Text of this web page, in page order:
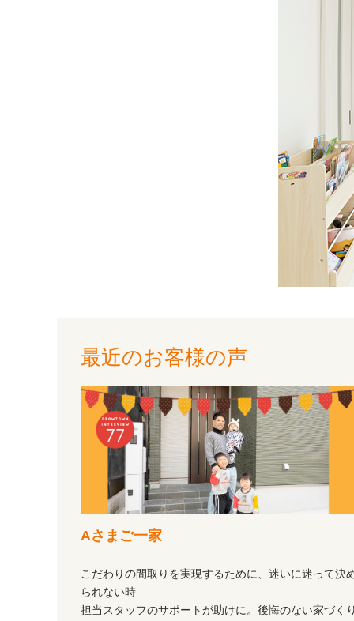
最近のお客様の声
Aさまご一家
こだわりの間取りを実現するために、迷いに迷って決
られない時
担当スタッフのサポートが助けに。後悔のない家づく